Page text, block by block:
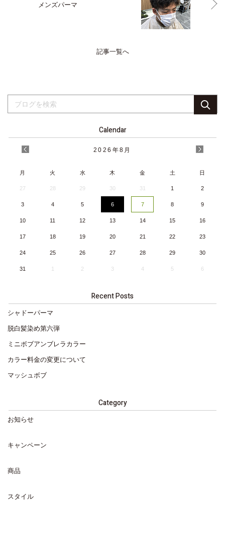
メンズパーマ
記事一覧へ
Calendar
2026 年8月
月 火 水 木 金 土 日
27 28 29 30 31 1 2
3 4 5 6 7 8 9
10 11 12 13 14 15 16
17 18 19 20 21 22 23
24 25 26 27 28 29 30
31 2 3 4 5 6
Recent Posts
シャドーパーマ
脱白髪染め第六弾
ミニボブアンブレラカラー
カラー料金の変更について
マッシュボブ
Category
お知らせ
キャンペーン
商品
スタイル